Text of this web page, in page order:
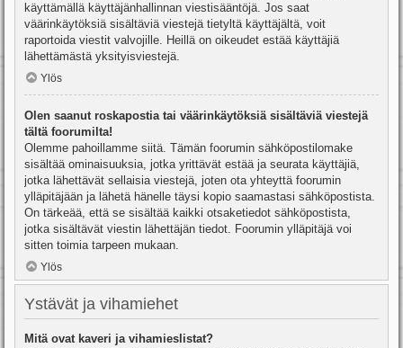
käyttämällä käyttäjänhallinnan viestisääntöjä. Jos saat
väärinkäytöksiä sisältäviä viestejä tietyltä käyttäjältä, voit
raportoida viestit valvojille. Heillä on oikeudet estää käyttäjiä
lähettämästä yksityisviestejä.
Ylös
Olen saanut roskapostia tai väärinkäytöksiä sisältäviä viestejä
tältä foorumilta!
Olemme pahoillamme siitä. Tämän foorumin sähköpostilomake
sisältää ominaisuuksia, jotka yrittävät estää ja seurata käyttäjiä,
jotka lähettävät sellaisia viestejä, joten ota yhteyttä foorumin
ylläpitäjään ja lähetä hänelle täysi kopio saamastasi sähköpostista.
On tärkeää, että se sisältää kaikki otsaketiedot sähköpostista,
jotka sisältävät viestin lähettäjän tiedot. Foorumin ylläpitäjä voi
sitten toimia tarpeen mukaan.
Ylös
Ystävät ja vihamiehet
Mitä ovat kaveri ja vihamieslistat?